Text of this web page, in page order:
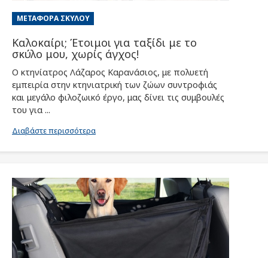
ΜΕΤΑΦΟΡΆ ΣΚΎΛΟΥ
Καλοκαίρι; Έτοιμοι για ταξίδι με το
σκύλο μου, χωρίς άγχος!
Ο κτηνίατρος Λάζαρος Καρανάσιος, με πολυετή
εμπειρία στην κτηνιατρική των ζώων συντροφιάς
και μεγάλο φιλοζωικό έργο, μας δίνει τις συμβουλές
του για ...
Διαβάστε περισσότερα